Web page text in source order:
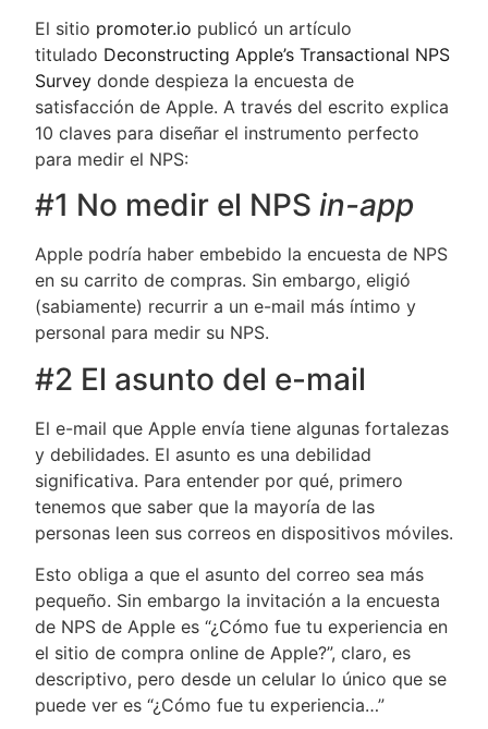
El sitio promoter.io publicó un artículo
titulado Deconstructing Apple’s Transactional NPS
Survey donde despieza la encuesta de
satisfacción de Apple. A través del escrito explica
10 claves para diseñar el instrumento perfecto
para medir el NPS:
#1 No medir el NPS in-app
Apple podría haber embebido la encuesta de NPS
en su carrito de compras. Sin embargo, eligió
(sabiamente) recurrir a un e-mail más íntimo y
personal para medir su NPS.
#2 El asunto del e-mail
El e-mail que Apple envía tiene algunas fortalezas
y debilidades. El asunto es una debilidad
significativa. Para entender por qué, primero
tenemos que saber que la mayoría de las
personas leen sus correos en dispositivos móviles.
Esto obliga a que el asunto del correo sea más
pequeño. Sin embargo la invitación a la encuesta
de NPS de Apple es “¿Cómo fue tu experiencia en
el sitio de compra online de Apple?”, claro, es
descriptivo, pero desde un celular lo único que se
puede ver es “¿Cómo fue tu experiencia…”